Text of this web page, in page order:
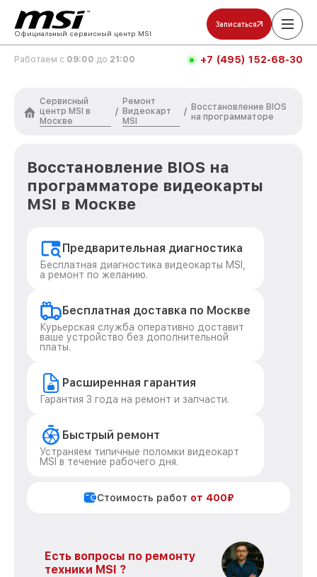
Официальный сервисный центр MSI
Записаться
Работаем с 09:00 до 21:00 +7 (495) 152-68-30
Сервисный
центр MSI в
Москве
/
Ремонт
Видеокарт
MSI
/ Восстановление BIOS
на программаторе
Восстановление BIOS на
программаторе видеокарты
MSI в Москве
Предварительная диагностика
Бесплатная диагностика видеокарты MSI,
а ремонт по желанию.
Бесплатная доставка по Москве
Курьерская служба оперативно доставит
ваше устройство без дополнительной
платы.
Расширенная гарантия
Гарантия 3 года на ремонт и запчасти.
Быстрый ремонт
Устраняем типичные поломки видеокарт
MSI в течение рабочего дня.
Стоимость работ от 400₽
Есть вопросы по ремонту
техники MSI ?